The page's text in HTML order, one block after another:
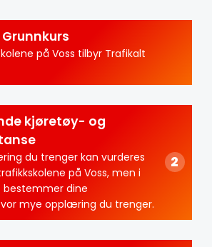
på Voss tilbyr Trafikalt
kjøretøy- og
du trenger kan vurderes
på Voss, men i
dine
mye opplæring du trenger.